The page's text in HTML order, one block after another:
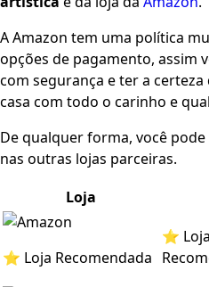
A Amazon tem uma política
opções de pagamento, assim
com segurança e ter a
casa com todo o carinho e
De qualquer forma, você
nas outras lojas parceiras.
Loja
⭐ Loja Recomendada
⭐ Loja